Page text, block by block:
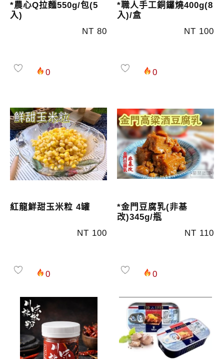
*農心Q拉麵550g/包(5
入)
NT 80
0
*職人手工銅鑼燒400g(8
入)/盒
NT 100
0
紅龍鮮甜玉米粒 4罐
NT 100
0
*金門豆腐乳(非基
改)345g/瓶
NT 110
0